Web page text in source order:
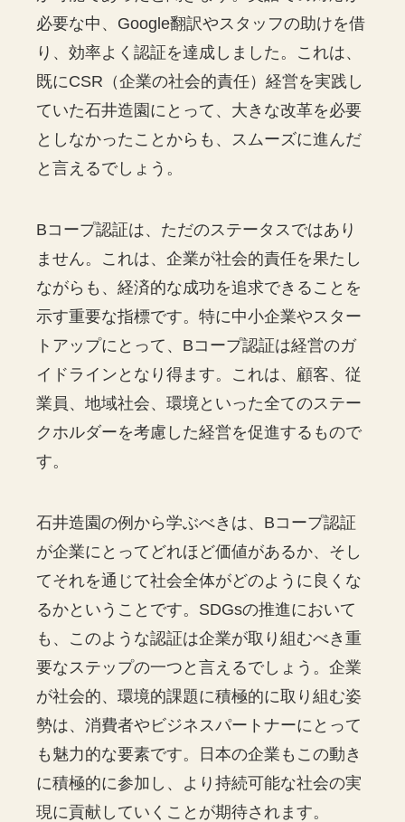
必要な中、Google翻訳やスタッフの助けを借
り、効率よく認証を達成しました。これは、
既にCSR（企業の社会的責任）経営を実践し
ていた石井造園にとって、大きな改革を必要
としなかったことからも、スムーズに進んだ
と言えるでしょう。
Bコープ認証は、ただのステータスではあり
ません。これは、企業が社会的責任を果たし
ながらも、経済的な成功を追求できることを
示す重要な指標です。特に中小企業やスター
トアップにとって、Bコープ認証は経営のガ
イドラインとなり得ます。これは、顧客、従
業員、地域社会、環境といった全てのステー
クホルダーを考慮した経営を促進するもので
す。
石井造園の例から学ぶべきは、Bコープ認証
が企業にとってどれほど価値があるか、そし
てそれを通じて社会全体がどのように良くな
るかということです。SDGsの推進において
も、このような認証は企業が取り組むべき重
要なステップの一つと言えるでしょう。企業
が社会的、環境的課題に積極的に取り組む姿
勢は、消費者やビジネスパートナーにとって
も魅力的な要素です。日本の企業もこの動き
に積極的に参加し、より持続可能な社会の実
現に貢献していくことが期待されます。